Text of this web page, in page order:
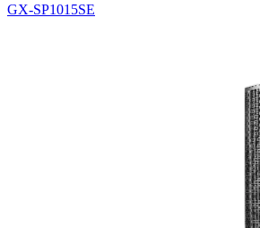
GX-SP1015SE